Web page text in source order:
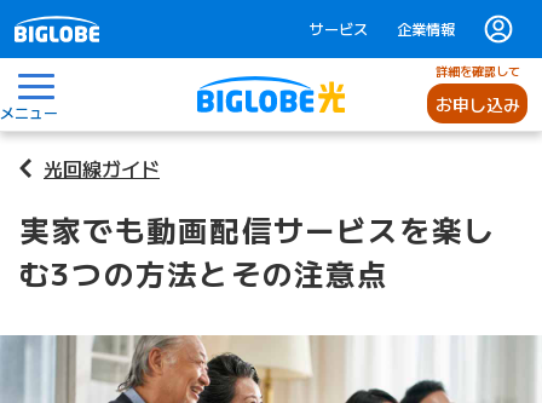
サービス 企業情報
メニュー
詳細を確認して
お申し込み
光回線ガイド
実家でも動画配信サービスを楽し
む3つの方法とその注意点